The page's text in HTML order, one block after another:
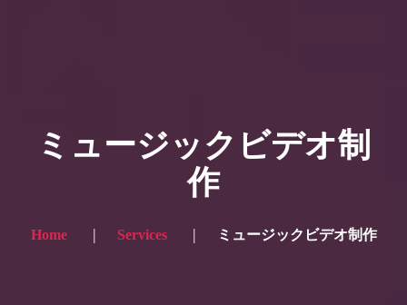
プランと価格
ショップ
ミュージックビデオ制
作
Home Services ミュージックビデオ制作